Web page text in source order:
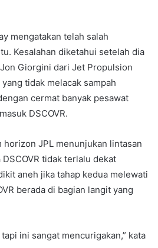
mengatakan telah salah
Kesalahan diketahui setelah dia
Giorgini dari Jet Propulsion
tidak melacak sampah
cermat banyak pesawat
DSCOVR.
JPL menunjukan lintasan
tidak terlalu dekat
aneh jika tahap kedua melewati
berada di bagian langit yang
ini sangat mencurigakan,” kata